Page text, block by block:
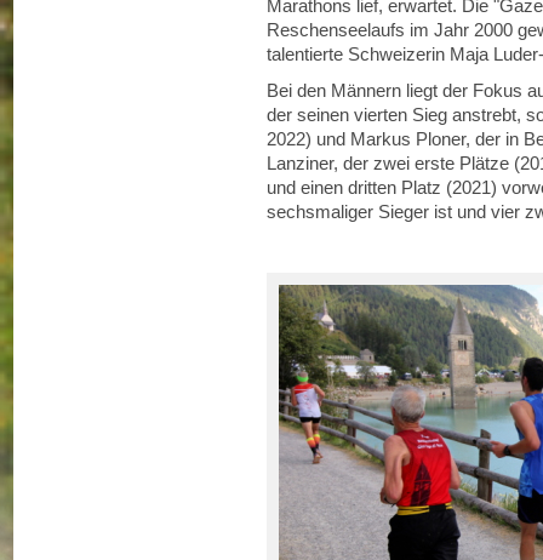
Marathons lief, erwartet. Die
Reschenseelaufs im Jahr 2000
talentierte Schweizerin Maja
Bei den Männern liegt der Fokus
der seinen vierten Sieg anstrebt,
2022) und Markus Ploner, der in
Lanziner, der zwei erste Plätze
und einen dritten Platz (2021)
sechsmaliger Sieger ist und vier